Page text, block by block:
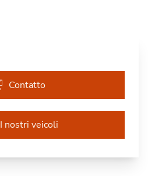
Contatto
I nostri veicoli